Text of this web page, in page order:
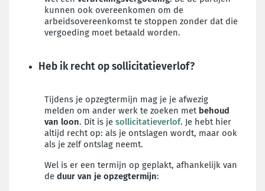
kunnen ook overeenkomen om de
arbeidsovereenkomst te stoppen zonder dat die
vergoeding moet betaald worden.
Heb ik recht op sollicitatieverlof?
Tijdens je opzegtermijn mag je je afwezig
melden om ander werk te zoeken met behoud
van loon. Dit is je sollicitatieverlof. Je hebt hier
altijd recht op: als je ontslagen wordt, maar ook
als je zelf ontslag neemt.
Wel is er een termijn op geplakt, afhankelijk van
de duur van je opzegtermijn: